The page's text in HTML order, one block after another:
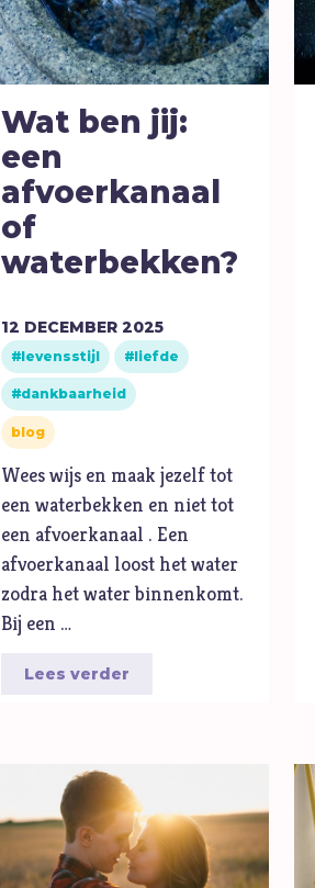
Pijn
Pinksteren
Politiek
R
Racisme
Religie
Wat ben jij:
een
afvoerkanaal
of
waterbekken?
12 DECEMBER 2025
levensstijl liefde
dankbaarheid
blog
Wees wijs en maak jezelf tot
een waterbekken en niet tot
een afvoerkanaal . Een
afvoerkanaal loost het water
zodra het water binnenkomt.
Bij een …
Lees verder